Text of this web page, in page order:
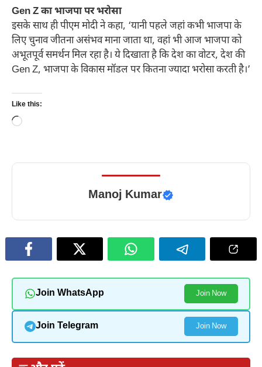
Gen Z का भाजपा पर भरोसा
इसके साथ ही पीएम मोदी ने कहा, ‘यानी पहले जहां कभी भाजपा के
लिए चुनाव जीतना असंभव माना जाता था, वहां भी आज भाजपा को
अभूतपूर्व समर्थन मिल रहा है। ये दिखाता है कि देश का वोटर, देश की
Gen Z, भाजपा के विकास मॉडल पर कितना ज्यादा भरोसा करती है।’
Like this:
Loading…
Manoj Kumar
Join WhatsApp Join Now
Join Telegram Join Now